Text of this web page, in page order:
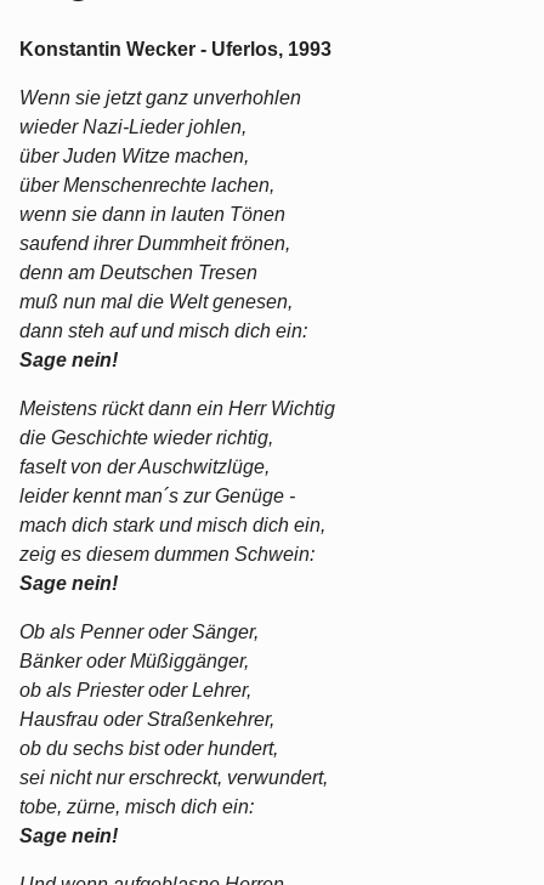
Konstantin Wecker - Uferlos, 1993
Wenn sie jetzt ganz unverhohlen
wieder Nazi-Lieder johlen,
über Juden Witze machen,
über Menschenrechte lachen,
wenn sie dann in lauten Tönen
saufend ihrer Dummheit frönen,
denn am Deutschen Tresen
muß nun mal die Welt genesen,
dann steh auf und misch dich ein:
Sage nein!
Meistens rückt dann ein Herr Wichtig
die Geschichte wieder richtig,
faselt von der Auschwitzlüge,
leider kennt man´s zur Genüge -
mach dich stark und misch dich ein,
zeig es diesem dummen Schwein:
Sage nein!
Ob als Penner oder Sänger,
Bänker oder Müßiggänger,
ob als Priester oder Lehrer,
Hausfrau oder Straßenkehrer,
ob du sechs bist oder hundert,
sei nicht nur erschreckt, verwundert,
tobe, zürne, misch dich ein:
Sage nein!